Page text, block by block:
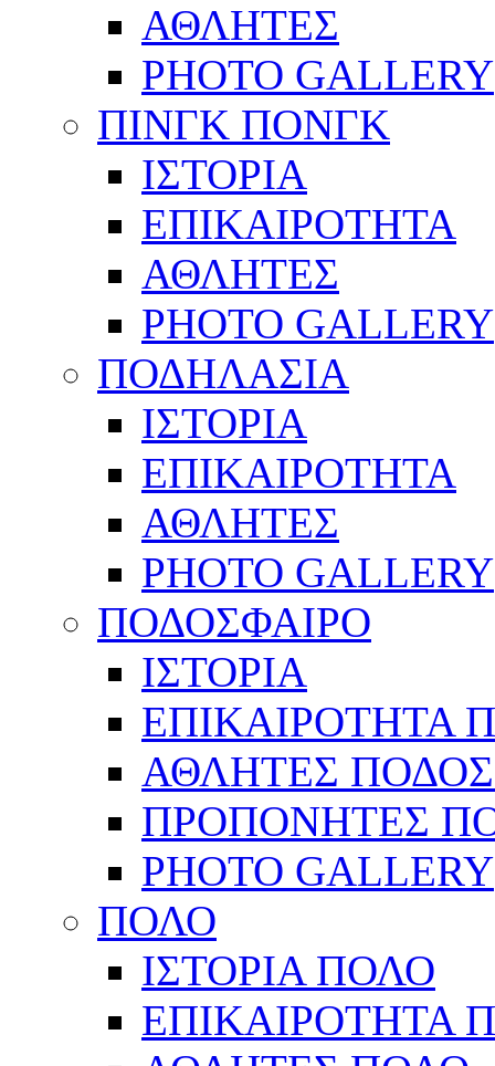
ΑΘΛΗΤΕΣ
PHOTO GALLERY
ΠΙΝΓΚ ΠΟΝΓΚ
ΙΣΤΟΡΙΑ
ΕΠΙΚΑΙΡΟΤΗΤΑ
ΑΘΛΗΤΕΣ
PHOTO GALLERY
ΠΟΔΗΛΑΣΙΑ
ΙΣΤΟΡΙΑ
ΕΠΙΚΑΙΡΟΤΗΤΑ
ΑΘΛΗΤΕΣ
PHOTO GALLERY
ΠΟΔΟΣΦΑΙΡΟ
ΙΣΤΟΡΙΑ
ΕΠΙΚΑΙΡΟΤΗΤΑ
ΑΘΛΗΤΕΣ
ΠΡΟΠΟΝΗΤΕΣ
PHOTO GALLERY
ΠΟΛΟ
ΙΣΤΟΡΙΑ ΠΟΛΟ
ΕΠΙΚΑΙΡΟΤΗΤΑ